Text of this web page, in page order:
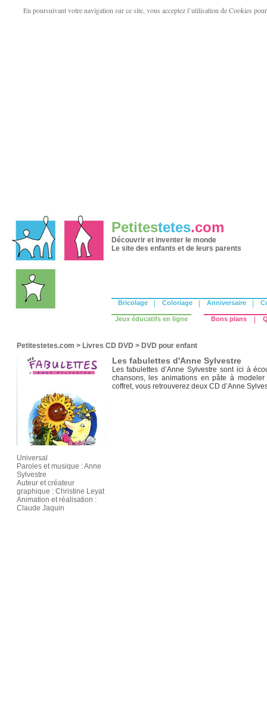
En poursuivant votre navigation sur ce site, vous acceptez l’utilisation de Cookies
Petitestetes.com
Découvrir et inventer le monde
Le site des enfants et de leurs parents
Bricolage Coloriage Anniversaire
Jeux éducatifs en ligne Bons plans
Petitestetes.com > Livres CD DVD > DVD pour enfant
Universal
Paroles et musique : Anne
Sylvestre
Auteur et créateur
graphique : Christine Leyat
Animation et réalisation :
Claude Jaquin
Les fabulettes d'Anne Sylvestre
Les fabulettes d’Anne Sylvestre sont ici à
chansons, les animations en pâte à
coffret, vous retrouverez deux CD d’Anne